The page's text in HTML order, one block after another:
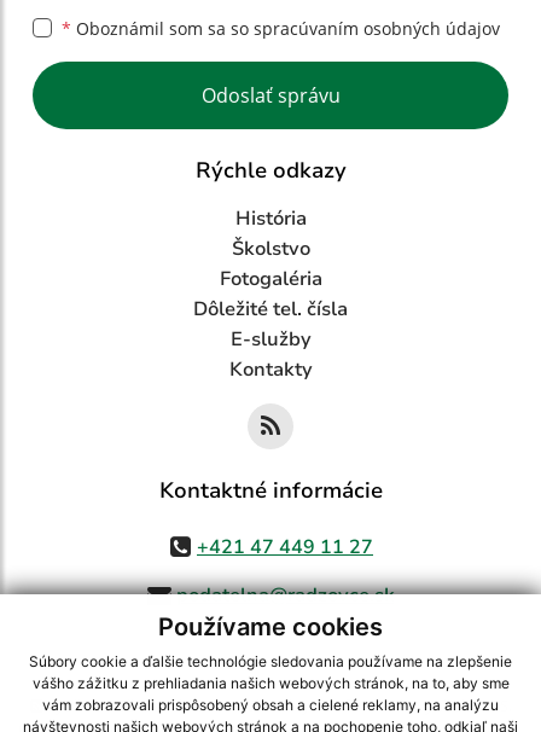
Používame cookies
Súbory cookie a ďalšie technológie sledovania používame na zlepšenie
vášho zážitku z prehliadania našich webových stránok, na to, aby sme
vám zobrazovali prispôsobený obsah a cielené reklamy, na analýzu
návštevnosti našich webových stránok a na pochopenie toho, odkiaľ naši
* Oboznámil som sa so spracúvaním osobných údajov
Google reCaptcha Response
Odoslať správu
Rýchle odkazy
História
Školstvo
Fotogaléria
Dôležité tel. čísla
E-služby
Kontakty
Kontaktné informácie
+421 47 449 11 27
podatelna@radzovce.sk
využite možnosť získavania aktuálnych informácií s využitím RSS